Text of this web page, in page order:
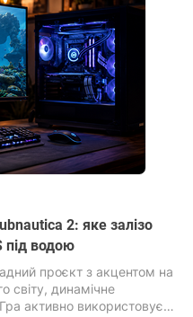
2: яке залізо
під водою
проєкт з акцентом на
світу, динамічне
активно використовує